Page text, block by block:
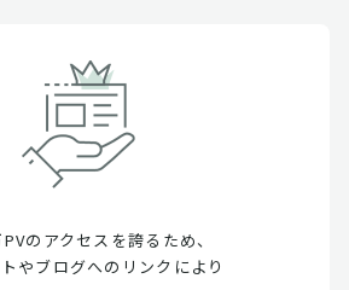
のアクセスを誇るため、
やブログへのリンクにより